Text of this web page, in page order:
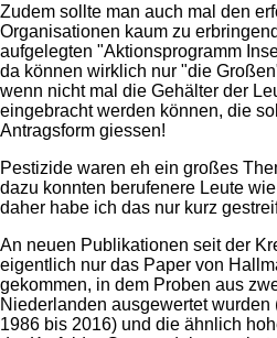
Zudem sollte man auch mal den
Organisationen kaum zu
aufgelegten "Aktionsprogramm
da können wirklich nur "die
wenn nicht mal die Gehälter der
eingebracht werden können, die
Antragsform giessen!
Pestizide waren eh ein großes
dazu konnten berufenere Leute
daher habe ich das nur kurz
An neuen Publikationen seit der
eigentlich nur das Paper von
gekommen, in dem Proben aus
Niederlanden ausgewertet wurden
1986 bis 2016) und die ähnlich